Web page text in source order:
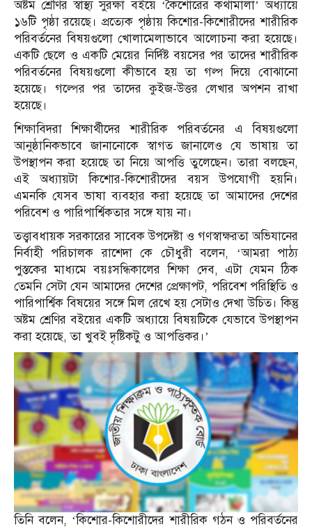
অষ্টম শ্রেণির স্বাস্থ্য সুরক্ষা বইয়ে ‘কৈশোরের কথামালা’ অধ্যায়ে
১৬টি পৃষ্ঠা রয়েছে। প্রত্যেক পৃষ্ঠায় কিশোর-কিশোরীদের শারীরিক
পরিবর্তনের বিষয়গুলো খোলামেলাভাবে আলোচনা করা হয়েছে।
একটি ছেলে ও একটি মেয়ের নির্দিষ্ট বয়সের পর তাদের শারীরিক
পরিবর্তনের বিষয়গুলো কীভাবে হয় তা গল্প দিয়ে বোঝানো
হয়েছে। গল্পের পর তাদের কুইজ-উত্তর লেখার অপশন রাখা
হয়েছে।
শিক্ষাবিদরা শিক্ষার্থীদের শারীরিক পরিবর্তনের এ বিষয়গুলো
আনুষ্ঠানিকভাবে জানানোকে স্বাগত জানালেও যে ভাষায় তা
উপস্থাপন করা হয়েছে তা নিয়ে আপত্তি তুলেছেন। তারা বলছেন,
এই অধ্যায়টা কিশোর-কিশোরীদের বয়স উপযোগী হয়নি।
এমনকি যেসব ভাষা ব্যবহার করা হয়েছে তা আমাদের দেশের
পরিবেশ ও পারিপার্শ্বিকতার সঙ্গে যায় না।
তত্ত্বাবধায়ক সরকারের সাবেক উপদেষ্টা ও গণস্বাক্ষরতা অভিযানের
নির্বাহী পরিচালক রাশেদা কে চৌধুরী বলেন, ‘আমরা পাঠ্য
পুস্তকের মাধ্যমে বয়ঃসন্ধিকালের শিক্ষা দেব, এটা যেমন ঠিক
তেমনি সেটা যেন আমাদের দেশের প্রেক্ষাপট, পরিবেশ পরিস্থিতি ও
পারিপার্শ্বিক বিষয়ের সঙ্গে মিল রেখে হয় সেটাও দেখা উচিত। কিন্তু
অষ্টম শ্রেণির বইয়ের একটি অধ্যায়ে বিষয়টিকে যেভাবে উপস্থাপন
করা হয়েছে, তা খুবই দৃষ্টিকটু ও আপত্তিকর।’
তিনি বলেন, ‘কিশোর-কিশোরীদের শারীরিক গঠন ও পরিবর্তনের